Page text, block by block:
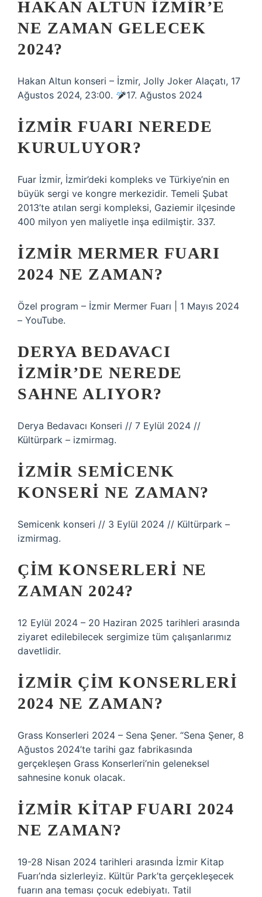
HAKAN ALTUN İZMIR’E
NE ZAMAN GELECEK
2024?
Hakan Altun konseri – İzmir, Jolly Joker Alaçatı, 17
Ağustos 2024, 23:00.
17. Ağustos 2024
İZMIR FUARI NEREDE
KURULUYOR?
Fuar İzmir, İzmir’deki kompleks ve Türkiye’nin en
büyük sergi ve kongre merkezidir. Temeli Şubat
2013’te atılan sergi kompleksi, Gaziemir ilçesinde
400 milyon yen maliyetle inşa edilmiştir. 337.
İZMIR MERMER FUARI
2024 NE ZAMAN?
Özel program – İzmir Mermer Fuarı | 1 Mayıs 2024
– YouTube.
DERYA BEDAVACI
İZMIR’DE NEREDE
SAHNE ALIYOR?
Derya Bedavacı Konseri // 7 Eylül 2024 //
Kültürpark – izmirmag.
İZMIR SEMICENK
KONSERI NE ZAMAN?
Semicenk konseri // 3 Eylül 2024 // Kültürpark –
izmirmag.
ÇIM KONSERLERI NE
ZAMAN 2024?
12 Eylül 2024 – 20 Haziran 2025 tarihleri ​​arasında
ziyaret edilebilecek sergimize tüm çalışanlarımız
davetlidir.
İZMIR ÇIM KONSERLERI
2024 NE ZAMAN?
Grass Konserleri 2024 – Sena Şener. “Sena Şener, 8
Ağustos 2024’te tarihi gaz fabrikasında
gerçekleşen Grass Konserleri’nin geleneksel
sahnesine konuk olacak.
İZMIR KITAP FUARI 2024
NE ZAMAN?
19-28 Nisan 2024 tarihleri ​​arasında İzmir Kitap
Fuarı’nda sizlerleyiz. Kültür Park’ta gerçekleşecek
fuarın ana teması çocuk edebiyatı. Tatil